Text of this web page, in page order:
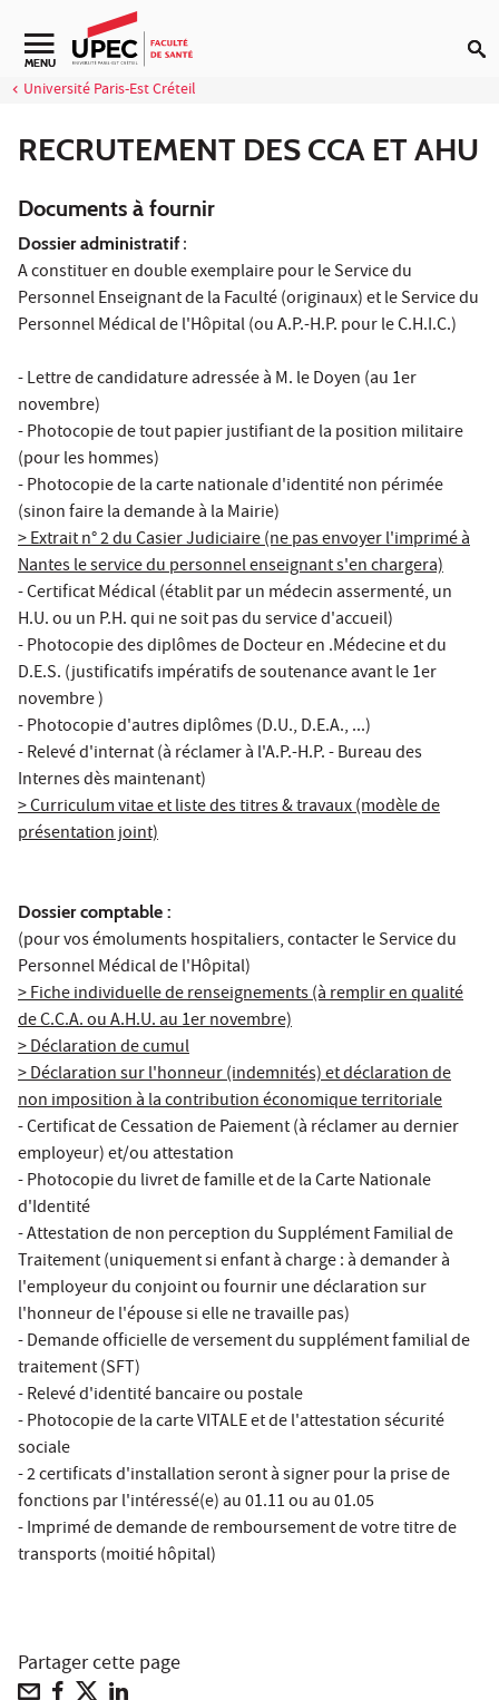
Aller au contenu
Navigation secondaire
MENU
Université Paris-Est Créteil
RECRUTEMENT DES CCA ET AHU
Documents à fournir
Dossier administratif:
A constituer en double exemplaire pour le Service du
Personnel Enseignant de la Faculté (originaux) et le Service du
Personnel Médical de l'Hôpital (ou A.P.-H.P. pour le C.H.I.C.)
- Lettre de candidature adressée à M. le Doyen (au 1er
novembre)
- Photocopie de tout papier justifiant de la position militaire
(pour les hommes)
- Photocopie de la carte nationale d'identité non périmée
(sinon faire la demande à la Mairie)
> Extrait n° 2 du Casier Judiciaire (ne pas envoyer l'imprimé à
Nantes le service du personnel enseignant s'en chargera)
- Certificat Médical (établit par un médecin assermenté, un
H.U. ou un P.H. qui ne soit pas du service d'accueil)
- Photocopie des diplômes de Docteur en .Médecine et du
D.E.S. (justificatifs impératifs de soutenance avant le 1er
novembre )
- Photocopie d'autres diplômes (D.U., D.E.A., ...)
- Relevé d'internat (à réclamer à l'A.P.-H.P. - Bureau des
Internes dès maintenant)
> Curriculum vitae et liste des titres & travaux (modèle de
présentation joint)
Dossier comptable :
(pour vos émoluments hospitaliers, contacter le Service du
Personnel Médical de l'Hôpital)
> Fiche individuelle de renseignements (à remplir en qualité
de C.C.A. ou A.H.U. au 1er novembre)
> Déclaration de cumul
> Déclaration sur l'honneur (indemnités) et déclaration de
non imposition à la contribution économique territoriale
- Certificat de Cessation de Paiement (à réclamer au dernier
employeur) et/ou attestation
- Photocopie du livret de famille et de la Carte Nationale
d'Identité
- Attestation de non perception du Supplément Familial de
Traitement (uniquement si enfant à charge : à demander à
l'employeur du conjoint ou fournir une déclaration sur
l'honneur de l'épouse si elle ne travaille pas)
- Demande officielle de versement du supplément familial de
traitement (SFT)
- Relevé d'identité bancaire ou postale
- Photocopie de la carte VITALE et de l'attestation sécurité
sociale
- 2 certificats d'installation seront à signer pour la prise de
fonctions par l'intéressé(e) au 01.11 ou au 01.05
- Imprimé de demande de remboursement de votre titre de
transports (moitié hôpital)
Partager cette page